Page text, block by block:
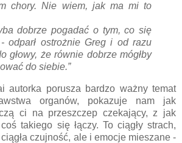
chory. Nie wiem, jak ma mi to
dobrze pogadać o tym, co się
odparł ostrożnie Greg i od razu
głowy, że równie dobrze mógłby
do siebie.”
autorka porusza bardzo ważny temat
organów, pokazuje nam jak
ci na przeszczep czekający, z jak
takiego się łączy. To ciągły strach,
czujność, ale i emocje mieszane -